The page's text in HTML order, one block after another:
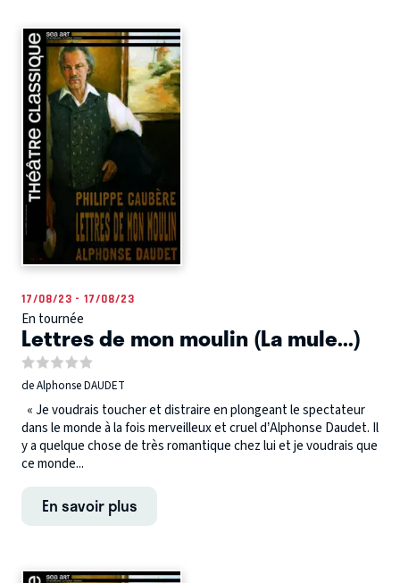
17/08/23 - 17/08/23
En tournée
Lettres de mon moulin (La mule...)
de Alphonse DAUDET
« Je voudrais toucher et distraire en plongeant le spectateur
dans le monde à la fois merveilleux et cruel d’Alphonse Daudet. Il
y a quelque chose de très romantique chez lui et je voudrais que
ce monde...
En savoir plus